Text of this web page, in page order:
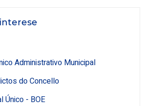
Administrativo Municipal
do Concello
Único - BOE